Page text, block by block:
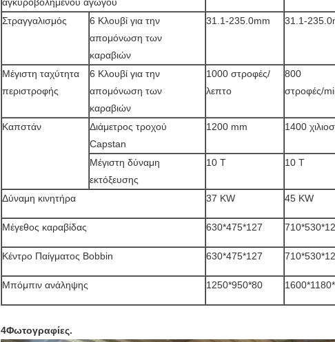
Στραγγαλισμός
6 Κλουβί για την
απομόνωση των
καραβιών
31.1-235.0mm 31.1-
Μέγιστη ταχύτητα
περιστροφής
6 Κλουβί για την
απομόνωση των
καραβιών
1000 στροφές/
λεπτο
800
στροφές/
Καπστάν
Διάμετρος τροχού
Capstan
1200 mm 1400
Μέγιστη δύναμη
εκτόξευσης
10 Τ 10 Τ
Δύναμη κινητήρα 37 KW 45 KW
Μέγεθος καραβίδας 630*475*127
Κέντρο Παίγματος Bobbin 630*475*127
Μπόμπιν ανάληψης 1250*950*80
4Φωτογραφίες.